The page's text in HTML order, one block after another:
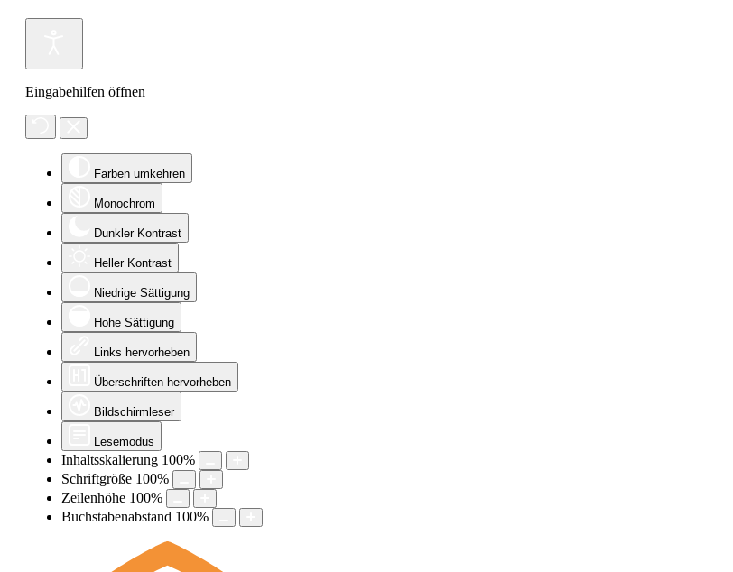
Eingabehilfen öffnen
Farben umkehren
Monochrom
Dunkler Kontrast
Heller Kontrast
Niedrige Sättigung
Hohe Sättigung
Links hervorheben
Überschriften hervorheben
Bildschirmleser
Lesemodus
Inhaltsskalierung 100%
Schriftgröße 100%
Zeilenhöhe 100%
Buchstabenabstand 100%